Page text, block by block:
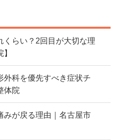
くらい？2回目が大切な理
外科を優先すべき症状チ
体院
みが戻る理由｜名古屋市